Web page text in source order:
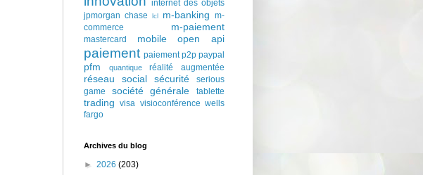
internet des objets
jpmorgan chase
lcl m-banking m-
commerce
m-paiement
mastercard mobile open api
paiement paiement p2p paypal
pfm quantique réalité augmentée
réseau social sécurité
serious
game
société générale tablette
trading visa visioconférence wells
fargo
Archives du blog
► 2026 (203)